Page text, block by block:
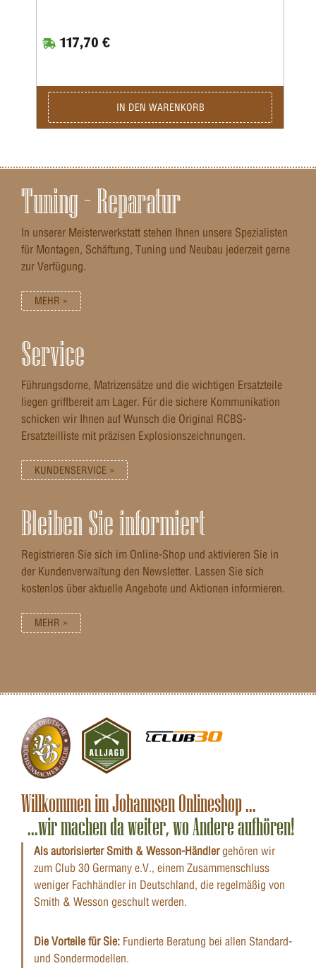
zum Kalibrieren gefettet werden.Die Matrizen besitzen das
⅞x14“-Standardgewinde und passen in alle gängigen
separat.
117,70 €
IN DEN WARENKORB
Tuning – Reparatur
In unserer Meisterwerkstatt stehen Ihnen unsere Spezialisten
für Montagen, Schäftung, Tuning und Neubau jederzeit gerne
zur Verfügung.
MEHR »
Service
Führungsdorne, Matrizensätze und die wichtigen Ersatzteile
liegen griffbereit am Lager. Für die sichere Kommunikation
schicken wir Ihnen auf Wunsch die Original RCBS-
Ersatzteilliste mit präzisen Explosionszeichnungen.
KUNDENSERVICE »
Bleiben Sie informiert
Registrieren Sie sich im Online-Shop und aktivieren Sie in
der Kundenverwaltung den Newsletter. Lassen Sie sich
kostenlos über aktuelle Angebote und Aktionen informieren.
MEHR »
Willkommen im Johannsen Onlineshop ...
...wir machen da weiter, wo Andere aufhören!
Als autorisierter Smith & Wesson-Händlergehören wir
zum Club 30 Germany e.V., einem Zusammenschluss
weniger Fachhändler in Deutschland, die regelmäßig von
Smith & Wesson geschult werden.
Die Vorteile für Sie: Fundierte Beratung bei allen Standard-
und Sondermodellen.